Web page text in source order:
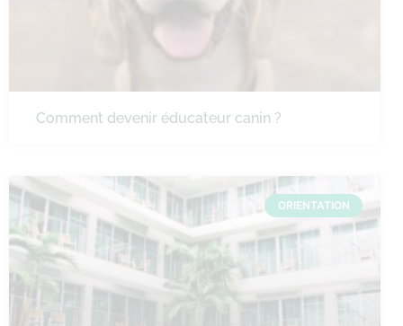
Comment devenir éducateur canin ?
ORIENTATION